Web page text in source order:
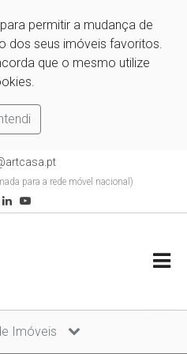
permitir a mudança de
dos seus imóveis favoritos.
que o mesmo utilize
para a rede móvel nacional)
Imóveis